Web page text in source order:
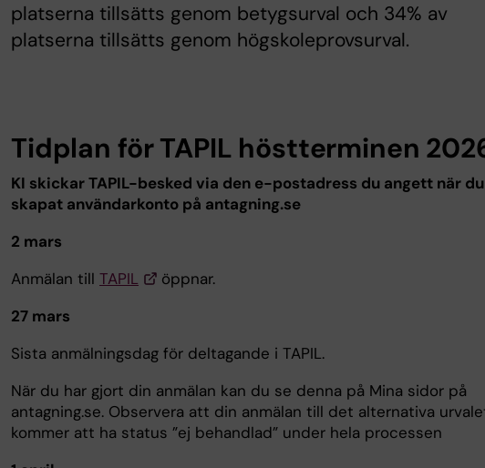
platserna tillsätts genom betygsurval och 34% av
platserna tillsätts genom högskoleprovsurval.
Tidplan för TAPIL höstterminen
KI skickar TAPIL-besked via den e-postadress du angett när du
skapat användarkonto på antagning.se
2 mars
Anmälan till TAPIL
öppnar.
27 mars
Sista anmälningsdag för deltagande i TAPIL.
När du har gjort din anmälan kan du se denna på Mina sidor på
antagning.se. Observera att din anmälan till det alternativa
kommer att ha status ”ej behandlad” under hela processen